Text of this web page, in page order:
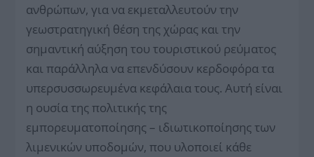
ανθρώπων, για να εκμεταλλευτούν την
γεωστρατηγική θέση της χώρας και την
σημαντική αύξηση του τουριστικού ρεύματος
και παράλληλα να επενδύσουν κερδοφόρα τα
υπερσυσσωρευμένα κεφάλαια τους. Αυτή είναι
η ουσία της πολιτικής της
εμπορευματοποίησης – ιδιωτικοποίησης των
λιμενικών υποδομών, που υλοποιεί κάθε